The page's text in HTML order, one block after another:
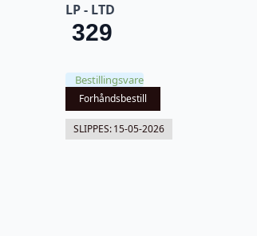
LP - LTD
329
Bestillingsvare
Forhåndsbestill
SLIPPES:15-05-2026